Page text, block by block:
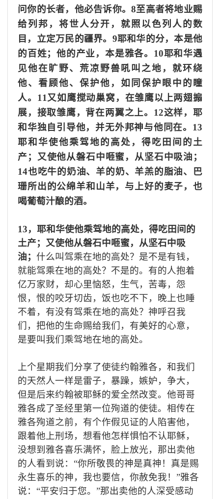
问你的长者，他必告诉你。8至高者将地业赐
给列邦，将世人分开，就照以色列人的数
目，立定万民的疆界。9耶和华的分，本是他
的百姓；他的产业，本是雅各。10耶和华遇
见他在旷野、荒凉野兽吼叫之地，就环绕
他、看顾他、保护他，如同保护眼中的瞳
人。11又如鹰搅动巢窝，在雏鹰以上两翅搧
展，接取雏鹰，背在两翼之上。12这样，耶
和华独自引导他，并无外邦神与他同在。13
耶和华使他乘驾地的高处，得吃田间的土
产；又使他从磐石中咂蜜，从坚石中吸油；
14也吃牛的奶油、羊的奶、羊羔的脂油、巴
珊所出的公绵羊和山羊，与上好的麦子，也
喝葡萄汁酿的酒。
13， 耶和华使他乘驾地的高处，得吃田间的
土产；又使他从磐石中咂蜜，从坚石中吸
油； 什么叫驾乘在地的高处？是不是有钱，
就能驾乘在地的高处？ 不是的。有的人抱着
亿万家财， 却心里恼怒，生气， 苦毒，怨
恨，恨的咬牙切齿， 饭也吃不下， 晚上也睡
不着， 有没有驾乘在地的高处？ 神呼召我
们，把他的生命赐给我们，有美好的心意，
是要叫我们乘驾地在地的高处。
上个星期我们分享了使徒约翰雅各，和我们
的天然人一样是雷子，暴躁，嫉妒，争大，
但是后来约翰被耶稣的爱全然改变。 他哥哥
雅各成了圣经里第一位殉道的使徒。相传在
雅各殉道之前，有个作假见证的人 陷害他，
跟着他上刑场，想看他怎样惧怕不认耶稣，
没想到雅各喜乐满怀，脸上放光，那出卖他
的人看到说： “你所敬畏的神是真神！真是赐
永生喜乐的神，我也要信，你赦免我！ ”雅各
说： “平安归于您。 ”那出卖他的人深受感动